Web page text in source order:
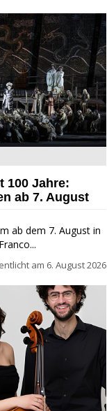
- Ennevi für
100 Jahre:
ab 7. August
ab dem 7. August in
am 6. August 2026